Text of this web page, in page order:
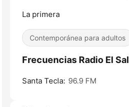
La primera
Contemporánea para adultos
Frecuencias Radio El
Santa Tecla: 96.9 FM